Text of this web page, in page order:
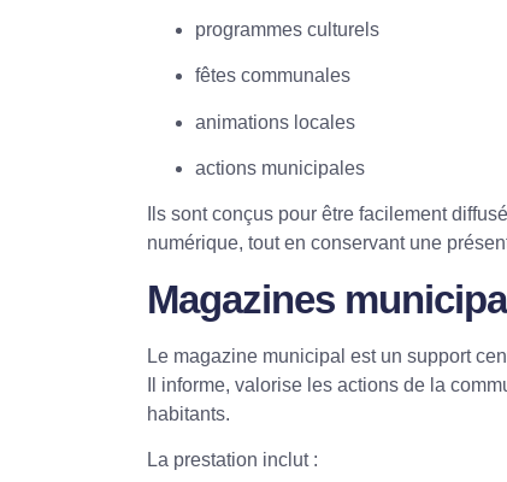
programmes culturels
fêtes communales
animations locales
actions municipales
Ils sont conçus pour être facilement
numérique, tout en conservant une
Magazines
Le magazine municipal est un support
Il informe, valorise les actions de la
habitants.
La prestation inclut :